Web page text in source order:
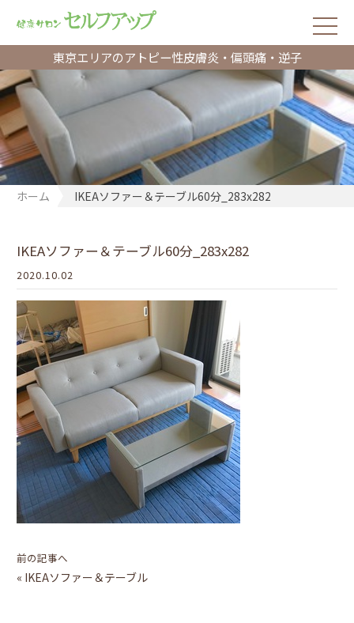
東京エリアのアトピー性皮膚炎・偏頭痛・逆子
ホーム IKEAソファー＆テーブル60分_283x282
IKEAソファー＆テーブル60分_283x282
2020.10.02
前の記事へ
« IKEAソファー＆テーブル